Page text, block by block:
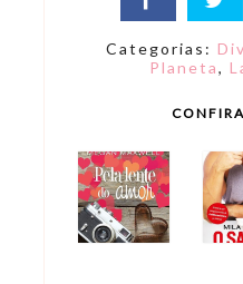
Categorias:
Planeta,